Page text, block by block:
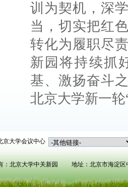
训为契机，深
当，切实把红
转化为履职尽
新园将持续抓
基、激扬奋斗
北京大学新一
京大学会议中心
：北京大学中关新园 地址：北京市海